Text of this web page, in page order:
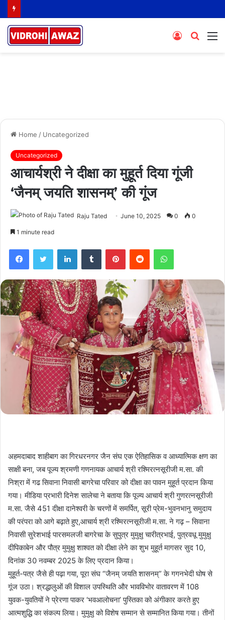
Search
Log
Home / Uncategorized
Uncategorized
आचार्यश्री ने दीक्षा का मुहूर्त दिया गूंजी
‘जैनम् जयति शासनम्’ की गूंज
Raju Tated June 10, 2025 0 0
1 minute read
FacebookTwitter LinkedInTumblr PinterestReddit WhatsApp
अहमदाबाद शाहीबाग का गिरधरनगर जैन संघ एक ऐतिहासिक व आध्यात्मिक क्षण का
साक्षी बना, जब पूज्य श्रमणी गणनायक आचार्य श्री रश्मिरत्नसूरीजी म.सा. की
निश्रा में गढ सिवाना निवासी बागरेचा परिवार को दीक्षा का पावन मुहूर्त प्रदान किया
गया। मीडिया प्रभारी दिनेश सालेचा ने बताया कि पूज्य आचार्य श्री गुणरत्नसूरीजी
म.सा. जैसे 451 दीक्षा दानेश्वरी के चरणों में समर्पित, सूरी प्रेम-भुवनभानु समुदाय
की परंपरा को आगे बढ़ाते हुए,आचार्य श्री रश्मिरत्नसूरीजी म.सा. ने गढ़ – सिवाना
निवासी सुरेशभाई पारसमलजी बागरेचा के सुपुत्र मुमुक्षु चारीत्रभाई, पुत्रवधू मुमुक्षु
दीपिकाबेन और पौत्र मुमुक्षु शाश्वत को दीक्षा लेने का शुभ मुहूर्त मागसर सुद 10,
दिनांक 30 नवम्बर 2025 के लिए प्रदान किया।
मुहूर्त-पत्र जैसे ही पढ़ा गया, पूरा संघ “जैनम् जयति शासनम्” के गगनभेदी घोष से
गूंज उठा। श्रद्धालुओं की विशाल उपस्थिति और भावविभोर वातावरण में 108
युवक-युवतियों ने प्रेरणा पाकर ‘भवआलोचना’ पुस्तिका को अंगीकार करते हुए
आत्मशुद्धि का संकल्प लिया। मुमुक्षु को विशेष सम्मान से सम्मानित किया गया। तीनों